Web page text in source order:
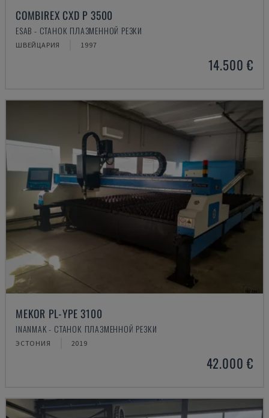
COMBIREX CXD P 3500
ESAB - СТАНОК ПЛАЗМЕННОЙ РЕЗКИ
ШВЕЙЦАРИЯ 1997
14.500 €
MEKOR PL-YPE 3100
INANMAK - СТАНОК ПЛАЗМЕННОЙ РЕЗКИ
ЭСТОНИЯ 2019
42.000 €